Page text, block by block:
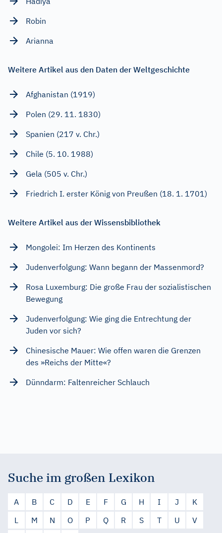
Robin
Arianna
Weitere Artikel aus den Daten der Weltgeschichte
Afghanistan (1919)
Polen (29. 11. 1830)
Spanien (217 v. Chr.)
Chile (5. 10. 1988)
Gela (505 v. Chr.)
Friedrich I. erster König von Preußen (18. 1. 1701)
Weitere Artikel aus der Wissensbibliothek
Mongolei: Im Herzen des Kontinents
Judenverfolgung: Wann begann der Massenmord?
Rosa Luxemburg: Die große Frau der sozialistischen
Bewegung
Judenverfolgung: Wie ging die Entrechtung der
Juden vor sich?
Chinesische Mauer: Wie offen waren die Grenzen
des »Reichs der Mitte«?
Dünndarm: Faltenreicher Schlauch
Suche im großen Lexikon
A B C D E F G H I J
K
L
M N O P Q R S T U
V